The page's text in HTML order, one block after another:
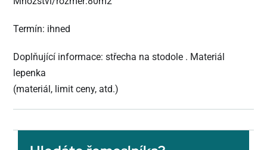
Termín: ihned
Doplňující informace: střecha na stodole . Materiál
lepenka
(materiál, limit ceny, atd.)